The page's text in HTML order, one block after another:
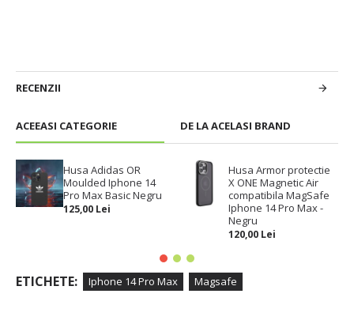
ACEEASI CATEGORIE DE LA ACELASI BRAND
Husa Adidas OR
Moulded Iphone 14
Pro Max Basic Negru
125,00 Lei
Husa Armor protectie
X ONE Magnetic Air
compatibila MagSafe
Iphone 14 Pro Max -
Negru
120,00 Lei
RECENZII
ETICHETE: Iphone 14 Pro Max Magsafe